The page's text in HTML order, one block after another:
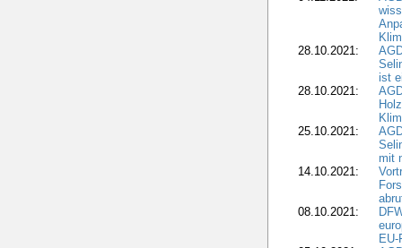
28.10.2021:
ist
28.10.2021:
25.10.2021:
mit
14.10.2021:
08.10.2021: